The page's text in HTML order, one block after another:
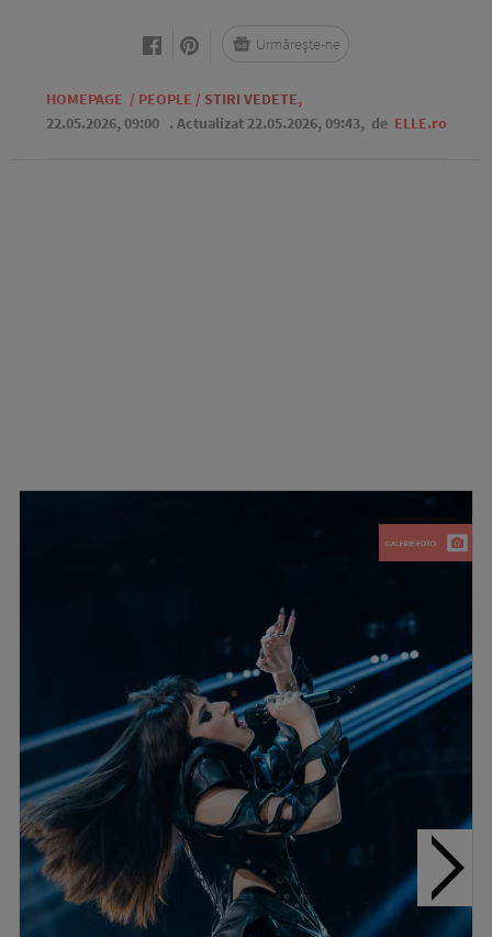
HOMEPAGE / PEOPLE / STIRI VEDETE,
22.05.2026, 09:00 . Actualizat 22.05.2026, 09:43, de ELLE.ro
Urmărește-ne